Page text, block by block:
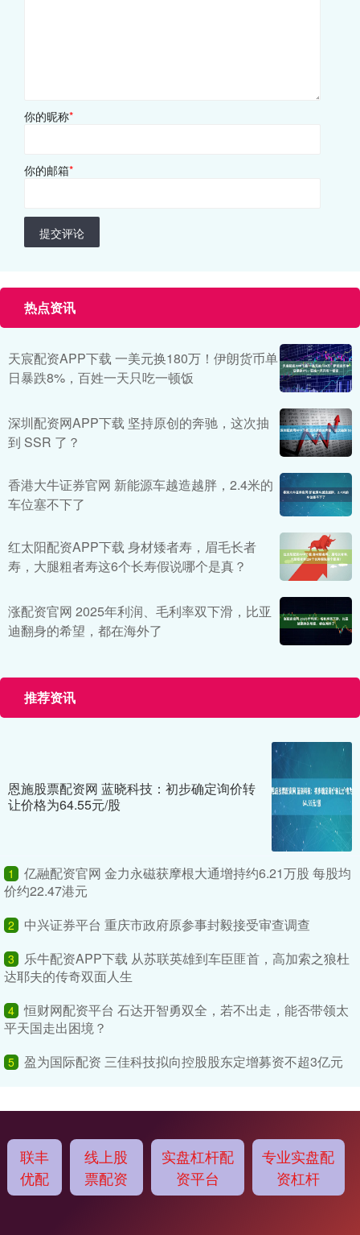
你的昵称*
你的邮箱*
提交评论
热点资讯
天宸配资APP下载 一美元换180万！伊朗货币单
日暴跌8%，百姓一天只吃一顿饭
深圳配资网APP下载 坚持原创的奔驰，这次抽
到 SSR 了？
香港大牛证券官网 新能源车越造越胖，2.4米的
车位塞不下了
红太阳配资APP下载 身材矮者寿，眉毛长者
寿，大腿粗者寿这6个长寿假说哪个是真？
涨配资官网 2025年利润、毛利率双下滑，比亚
迪翻身的希望，都在海外了
推荐资讯
恩施股票配资网 蓝晓科技：初步确定询价转
让价格为64.55元/股
1
亿融配资官网 金力永磁获摩根大通增持约6.21万股 每股均
价约22.47港元
2 中兴证券平台 重庆市政府原参事封毅接受审查调查
3
乐牛配资APP下载 从苏联英雄到车臣匪首，高加索之狼杜
达耶夫的传奇双面人生
4 恒财网配资平台 石达开智勇双全，若不出走，能否带领太
平天国走出困境？
5 盈为国际配资 三佳科技拟向控股股东定增募资不超3亿元
联丰
优配
线上股
票配资
实盘杠杆配
资平台
专业实盘配
资杠杆